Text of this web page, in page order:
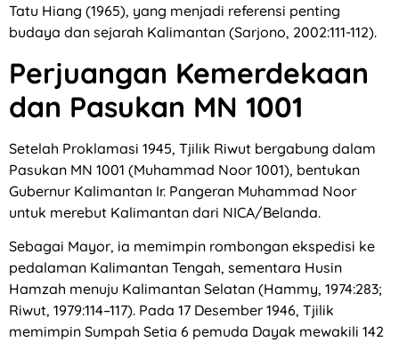
Tatu Hiang (1965), yang menjadi referensi penting
budaya dan sejarah Kalimantan (Sarjono, 2002:111-112).
Perjuangan Kemerdekaan
dan Pasukan MN 1001
Setelah Proklamasi 1945, Tjilik Riwut bergabung dalam
Pasukan MN 1001 (Muhammad Noor 1001), bentukan
Gubernur Kalimantan Ir. Pangeran Muhammad Noor
untuk merebut Kalimantan dari NICA/Belanda.
Sebagai Mayor, ia memimpin rombongan ekspedisi ke
pedalaman Kalimantan Tengah, sementara Husin
Hamzah menuju Kalimantan Selatan (Hammy, 1974:283;
Riwut, 1979:114–117). Pada 17 Desember 1946, Tjilik
memimpin Sumpah Setia 6 pemuda Dayak mewakili 142